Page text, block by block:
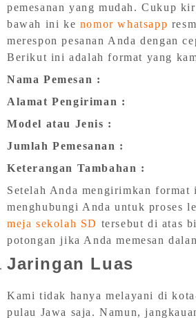
pemesanan yang mudah. Cukup
bawah ini ke nomor whatsapp
merespon pesanan Anda dengan
Berikut ini adalah format yang
Nama Pemesan :
Alamat Pengiriman :
Model atau Jenis :
Jumlah Pemesanan :
Keterangan Tambahan :
Setelah Anda mengirimkan
menghubungi Anda untuk proses
meja sekolah SD tersebut di atas
potongan jika Anda memesan
Jaringan Luas
Kami tidak hanya melayani di
pulau Jawa saja. Namun,